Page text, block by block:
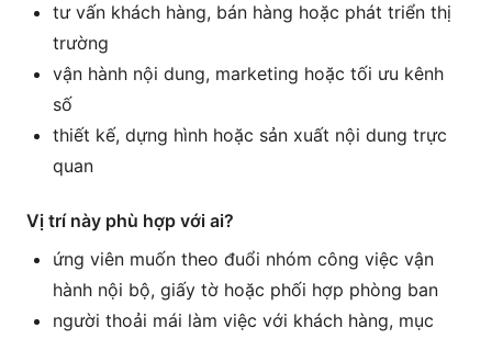
tư vấn khách hàng, bán hàng hoặc phát triển thị
trường
vận hành nội dung, marketing hoặc tối ưu kênh
số
thiết kế, dựng hình hoặc sản xuất nội dung trực
quan
Vị trí này phù hợp với ai?
ứng viên muốn theo đuổi nhóm công việc vận
hành nội bộ, giấy tờ hoặc phối hợp phòng ban
người thoải mái làm việc với khách hàng, mục